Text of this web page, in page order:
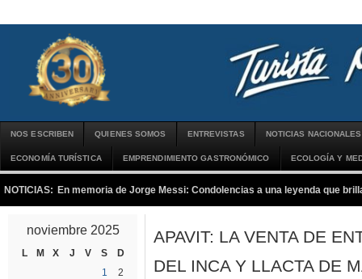
NOS ESCRIBEN QUIENES SOMOS ENTREVISTAS NOTICIAS NACIONALES
ECONOMÍA TURÍSTICA EMPRENDIMIENTO GASTRONÓMICO ECOLOGÍA Y
NOTICIAS: En memoria de Jorge Messi: Condolencias a una leyenda que
noviembre 2025
L M X J V S
D
1
2
APAVIT: LA VENTA DE
DEL INCA Y LLACTA DE